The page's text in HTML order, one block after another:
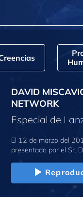
DAVID
NETWORK
Especial de
El 12 de marzo del
presentado por el Sr.